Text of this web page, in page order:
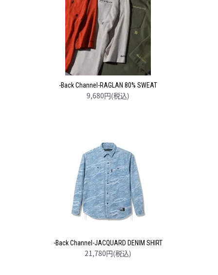
-Back Channel-RAGLAN 80% SWEAT
9,680円(税込)
-Back Channel-JACQUARD DENIM SHIRT
21,780円(税込)